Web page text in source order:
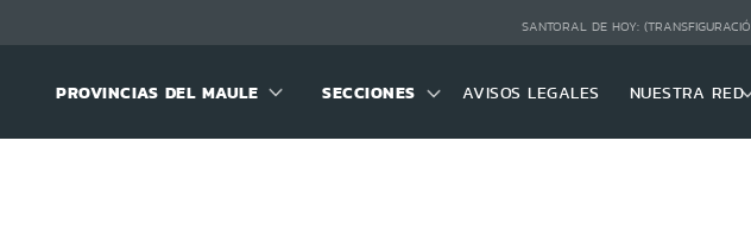
SANTORAL DE HOY:
PROVINCIAS DEL MAULE SECCIONES AVISOS LEGALES NUESTRA RED